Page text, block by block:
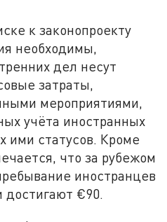
к законопроекту
необходимы,
дел несут
затраты,
мероприятиями,
учёта иностранных
ими статусов. Кроме
что за рубежом
иностранцев
€90.